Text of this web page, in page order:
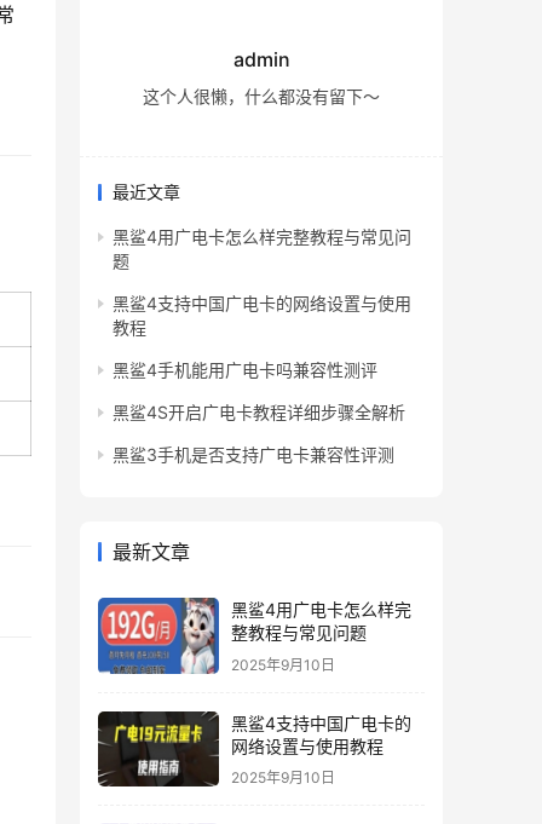
admin
这个人很懒，什么都没有留下～
最近文章
黑鲨4用广电卡怎么样完整教程与常见问
题
黑鲨4支持中国广电卡的网络设置与使用
教程
黑鲨4手机能用广电卡吗兼容性测评
黑鲨4S开启广电卡教程详细步骤全解析
黑鲨3手机是否支持广电卡兼容性评测
最新文章
黑鲨4用广电卡怎么样完
整教程与常见问题
2025年9月10日
黑鲨4支持中国广电卡的
网络设置与使用教程
2025年9月10日